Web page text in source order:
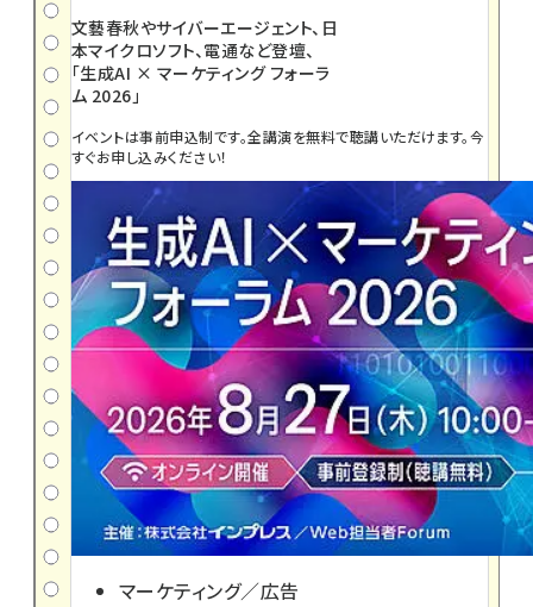
文藝春秋やサイバーエージェント、日
本マイクロソフト、電通など登壇、
「生成AI × マーケティング フォーラ
ム 2026」
イベントは事前申込制です。全講演を無料で聴講いただけます。今
すぐお申し込みください！
マーケティング／広告